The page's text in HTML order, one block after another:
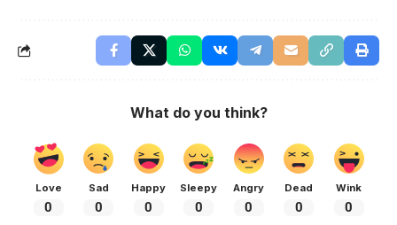
What do you think?
Love
0
Sad
0
Happy
0
Sleepy
0
Angry
0
Dead
0
Wink
0